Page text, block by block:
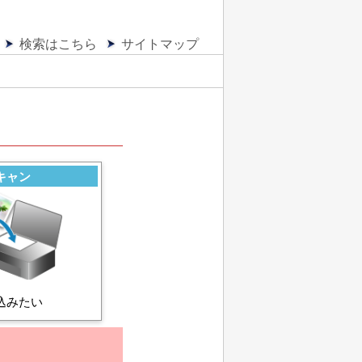
検索はこちら サイトマップ
ャン
みたい